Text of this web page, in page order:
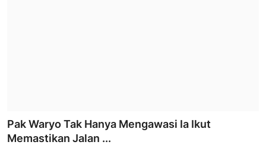
Pak Waryo Tak Hanya Mengawasi Ia Ikut
Memastikan Jalan ...